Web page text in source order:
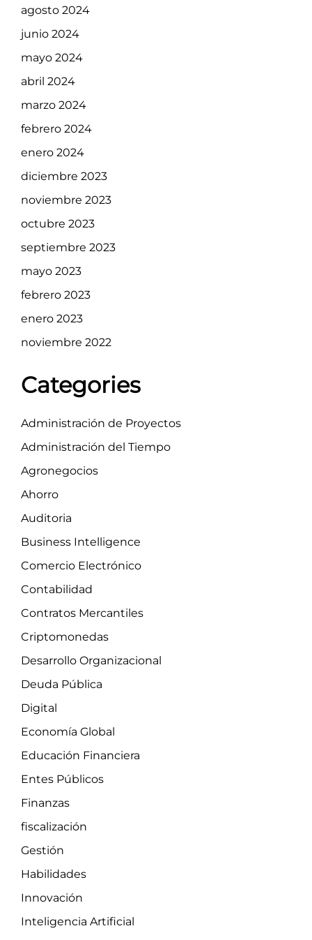
agosto 2024
junio 2024
mayo 2024
abril 2024
marzo 2024
febrero 2024
enero 2024
diciembre 2023
noviembre 2023
octubre 2023
septiembre 2023
mayo 2023
febrero 2023
enero 2023
noviembre 2022
Categories
Administración de Proyectos
Administración del Tiempo
Agronegocios
Ahorro
Auditoria
Business Intelligence
Comercio Electrónico
Contabilidad
Contratos Mercantiles
Criptomonedas
Desarrollo Organizacional
Deuda Pública
Digital
Economía Global
Educación Financiera
Entes Públicos
Finanzas
fiscalización
Gestión
Habilidades
Innovación
Inteligencia Artificial